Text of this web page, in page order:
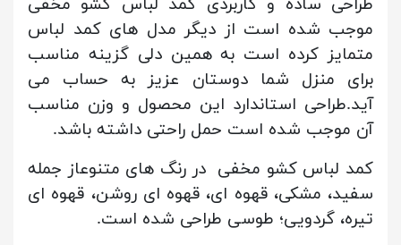
موجب شده است از دیگر مدل های کمد لباس
متمایز کرده است به همین دلی گزینه مناسب
برای منزل شما دوستان عزیز به حساب می
آید.طراحی استاندارد این محصول و وزن مناسب
آن موجب شده است حمل راحتی داشته باشد.
کمد لباس کشو مخفی در رنگ های متنوعاز جمله
سفید، مشکی، قهوه ای، قهوه ای روشن، قهوه ای
تیره، گردویی؛ طوسی طراحی شده است.